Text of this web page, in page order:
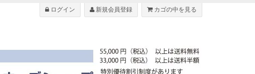
ログイン 新規会員登録 カゴの中を見る